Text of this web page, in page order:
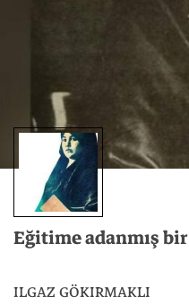
Eğitimeadanmışbir
ILGAZ GÖKIRMAKLI